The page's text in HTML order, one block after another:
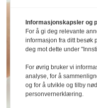
Informasjonskapsler og
For å gi deg relevante
informasjon fra ditt besøk
deg mot dette under
For øvrig bruker vi
analyse, for å
og for å utvikle og tilby
personvernerklæring.